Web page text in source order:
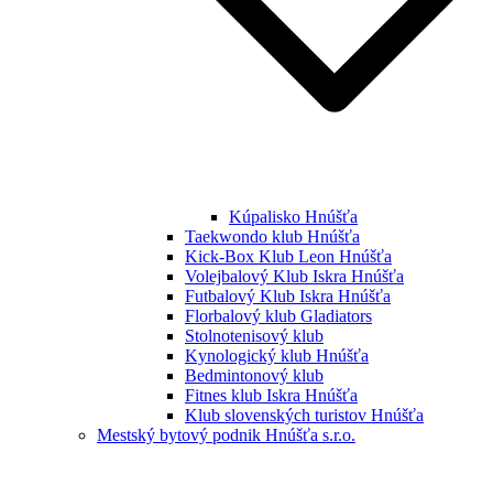
Kúpalisko Hnúšťa
Taekwondo klub Hnúšťa
Kick-Box Klub Leon Hnúšťa
Volejbalový Klub Iskra Hnúšťa
Futbalový Klub Iskra Hnúšťa
Florbalový klub Gladiators
Stolnotenisový klub
Kynologický klub Hnúšťa
Bedmintonový klub
Fitnes klub Iskra Hnúšťa
Klub slovenských turistov Hnúšťa
Mestský bytový podnik Hnúšťa s.r.o.